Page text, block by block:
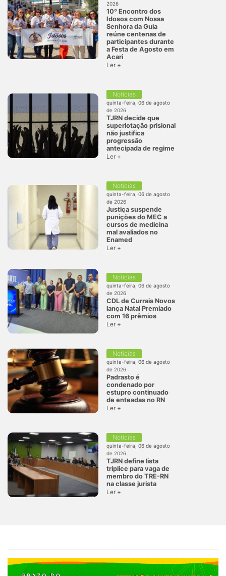
2026
10º Encontro dos
Idosos com Nossa
Senhora da Guia
reúne centenas de
participantes durante
a Festa de Agosto em
Acari
Ler +
Notícias
quinta-feira, 06 de agosto
de 2026
TJRN decide que
superlotação prisional
não justifica
progressão
antecipada de regime
Ler +
Notícias
quinta-feira, 06 de agosto
de 2026
Justiça suspende
punições do MEC a
cursos de medicina
mal avaliados no
Enamed
Ler +
Notícias
quinta-feira, 06 de agosto
de 2026
CDL de Currais Novos
lança Natal Premiado
com 16 prêmios
Ler +
Notícias
quinta-feira, 06 de agosto
de 2026
Padrasto é
condenado por
estupro continuado
de enteadas no RN
Ler +
Notícias
quinta-feira, 06 de agosto
de 2026
TJRN define lista
tríplice para vaga de
membro do TRE-RN
na classe jurista
Ler +